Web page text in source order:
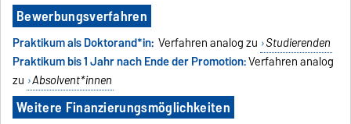
Bewerbungsverfahren
Praktikum als Doktorand*in: Verfahren analog zu Studierenden
Praktikum bis 1 Jahr nach Ende der Promotion:Verfahren analog
zu Absolvent*innen
Weitere Finanzierungsmöglichkeiten